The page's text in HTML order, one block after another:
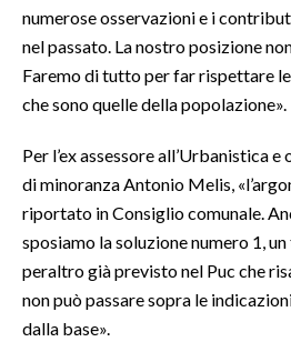
numerose osservazioni e i
nel passato. La nostro posizione
Faremo di tutto per far rispettare
che sono quelle della popolazione».
Per l’ex assessore all’Urbanistica
di minoranza Antonio Melis,
riportato in Consiglio comunale.
sposiamo la soluzione numero 1,
peraltro già previsto nel Puc che
non può passare sopra le
dalla base».